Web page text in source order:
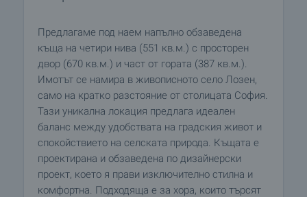
Предлагаме под наем напълно обзаведена
къща на четири нива (551 кв.м.) с просторен
двор (670 кв.м.) и част от гората (387 кв.м.).
Имотът се намира в живописното село Лозен,
само на кратко разстояние от столицата София.
Тази уникална локация предлага идеален
баланс между удобствата на градския живот и
спокойствието на селската природа. Къщата е
проектирана и обзаведена по дизайнерски
проект, което я прави изключително стилна и
комфортна. Подходяща е за хора, които търсят